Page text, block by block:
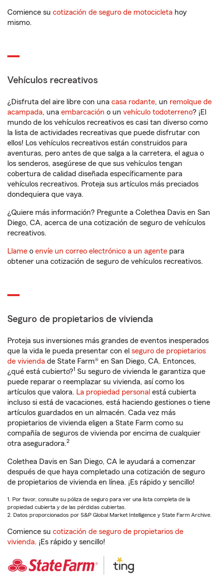
Comience su cotización de seguro de motocicleta hoy
mismo.
Vehículos recreativos
¿Disfruta del aire libre con una casa rodante, un remolque de
acampada, una embarcación o un vehículo todoterreno? ¡El
mundo de los vehículos recreativos es casi tan diverso como
la lista de actividades recreativas que puede disfrutar con
ellos! Los vehículos recreativos están construidos para
aventuras, pero antes de que salga a la carretera, el agua o
los senderos, asegúrese de que sus vehículos tengan
cobertura de calidad diseñada específicamente para
vehículos recreativos. Proteja sus artículos más preciados
dondequiera que vaya.
¿Quiere más información? Pregunte a Colethea Davis en San
Diego, CA, acerca de una cotización de seguro de vehículos
recreativos.
Llame o envíe un correo electrónico a un agente para
obtener una cotización de seguro de vehículos recreativos.
Seguro de propietarios de vivienda
Proteja sus inversiones más grandes de eventos inesperados
que la vida le pueda presentar con el seguro de propietarios
de vivienda de State Farm® en San Diego, CA. Entonces,
¿qué está cubierto?1 Su seguro de vivienda le garantiza que
puede reparar o reemplazar su vivienda, así como los
artículos que valora. La propiedad personal está cubierta
incluso si está de vacaciones, está haciendo gestiones o tiene
artículos guardados en un almacén. Cada vez más
propietarios de vivienda eligen a State Farm como su
compañía de seguros de vivienda por encima de cualquier
otra aseguradora.2
Colethea Davis en San Diego, CA le ayudará a comenzar
después de que haya completado una cotización de seguro
de propietarios de vivienda en línea. ¡Es rápido y sencillo!
1. Por favor, consulte su póliza de seguro para ver una lista completa de la
propiedad cubierta y de las pérdidas cubiertas.
2. Datos proporcionados por S&P Global Market Intelligence y State Farm Archive.
Comience su cotización de seguro de propietarios de
vivienda. ¡Es rápido y sencillo!